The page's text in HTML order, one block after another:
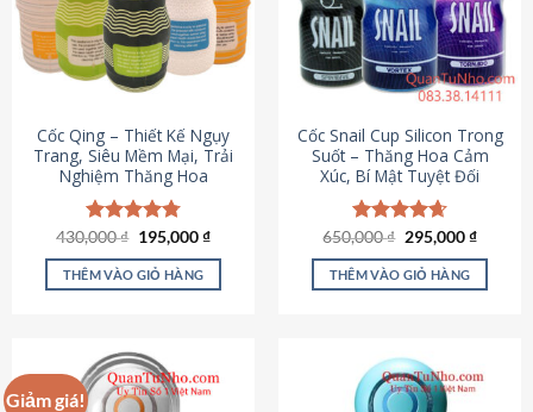
Cốc Qing – Thiết Kế Ngụy
Trang, Siêu Mềm Mại, Trải
Nghiệm Thăng Hoa
Được xếp
hạng4.78
5 sao
430,000₫ Giá
là:
430,000 ₫.
195,000₫Giá
tại
THÊM VÀO GIỎ HÀNG
Cốc Snail Cup Silicon Trong
Suốt – Thăng Hoa Cảm
Xúc, Bí Mật Tuyệt Đối
Được xếp
hạng4.69
5 sao
650,000₫ Giá
là:
650,000 ₫.
295,000₫Giá
tại
THÊM VÀO GIỎ HÀNG
Giảm giá!